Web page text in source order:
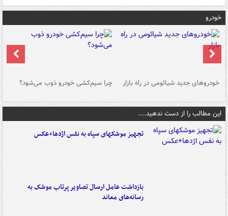
خودرو
خودروهای جدید شیائومی در راه بازار چرا سیم‌کشی خودرو ذوب می‌شود؟
این مطالب را از دست ندهید....
تجهیز موشکهای سپاه به نفس اژدها+عکس
بازداشت عامل ارسال تصاویر پرتاب موشک به
رسانه‌های معاند